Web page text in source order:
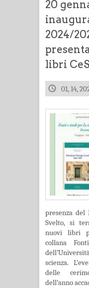
20
2024/
libri
01, 14,
presenza del
Svelto, si
nuovi libri
collana
scienza.
delle
dell’anno